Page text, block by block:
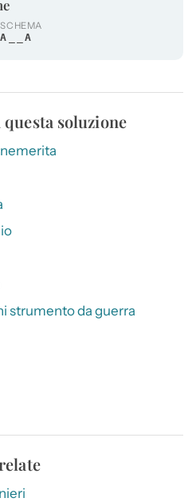
SCHEMA
A__A
soluzione
strumento da guerra